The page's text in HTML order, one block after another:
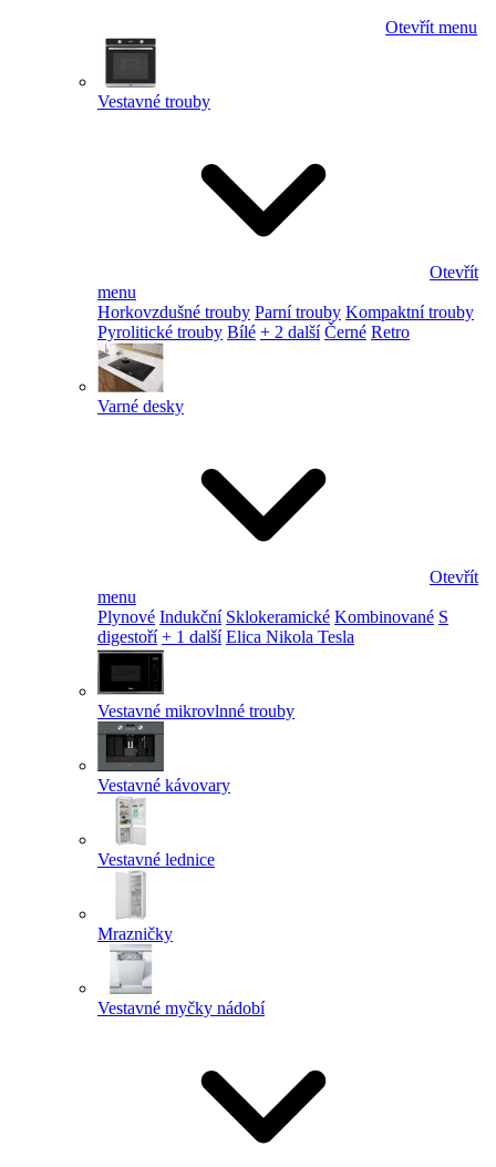
Otevřít menu
Vestavné trouby
Otevřít
menu
Horkovzdušné trouby Parní trouby Kompaktní trouby
Pyrolitické trouby Bílé + 2 další Černé Retro
Varné desky
Otevřít
menu
Plynové Indukční Sklokeramické Kombinované S
digestoří + 1 další Elica Nikola Tesla
Vestavné mikrovlnné trouby
Vestavné kávovary
Vestavné lednice
Mrazničky
Vestavné myčky nádobí